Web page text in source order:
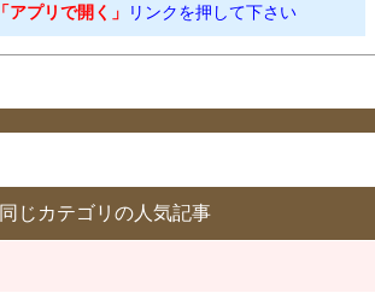
「アプリで開く」 リンクを押して下さい
同じカテゴリの人気記事